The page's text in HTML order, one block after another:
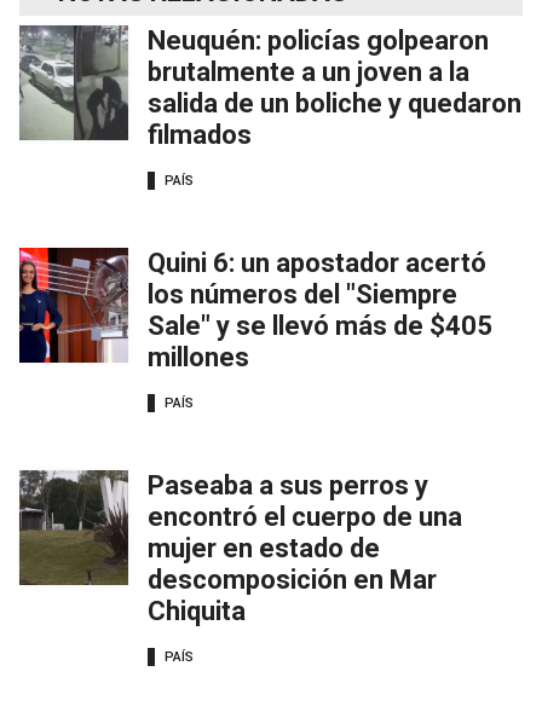
Neuquén: policías golpearon
brutalmente a un joven a la
salida de un boliche y quedaron
filmados
PAÍS
Quini 6: un apostador acertó
los números del "Siempre
Sale" y se llevó más de $405
millones
PAÍS
Paseaba a sus perros y
encontró el cuerpo de una
mujer en estado de
descomposición en Mar
Chiquita
PAÍS